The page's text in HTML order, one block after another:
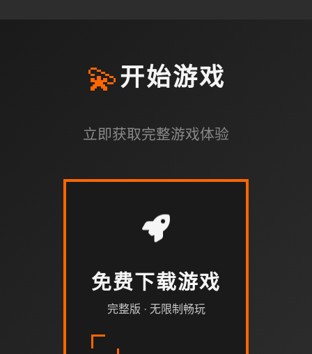
💫开始游戏
立即获取完整游戏体验
免费下载游戏
完整版 · 无限制畅玩